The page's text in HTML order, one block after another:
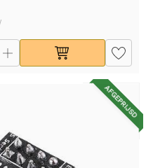
AFGEPRIJSD